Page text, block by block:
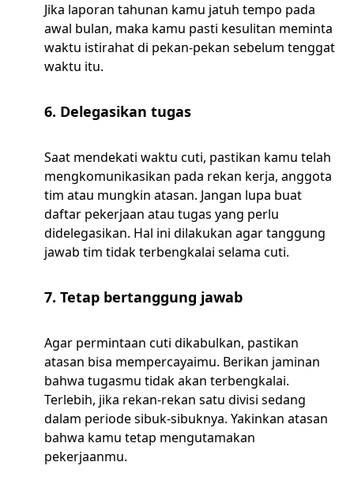
Jika laporan tahunan kamu jatuh tempo pada
awal bulan, maka kamu pasti kesulitan meminta
waktu istirahat di pekan-pekan sebelum tenggat
waktu itu.
6. Delegasikan tugas
Saat mendekati waktu cuti, pastikan kamu telah
mengkomunikasikan pada rekan kerja, anggota
tim atau mungkin atasan. Jangan lupa buat
daftar pekerjaan atau tugas yang perlu
didelegasikan. Hal ini dilakukan agar tanggung
jawab tim tidak terbengkalai selama cuti.
7. Tetap bertanggung jawab
Agar permintaan cuti dikabulkan, pastikan
atasan bisa mempercayaimu. Berikan jaminan
bahwa tugasmu tidak akan terbengkalai.
Terlebih, jika rekan-rekan satu divisi sedang
dalam periode sibuk-sibuknya. Yakinkan atasan
bahwa kamu tetap mengutamakan
pekerjaanmu.